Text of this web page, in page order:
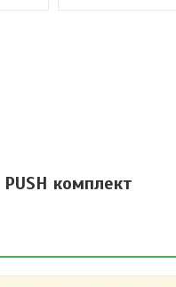
комплект